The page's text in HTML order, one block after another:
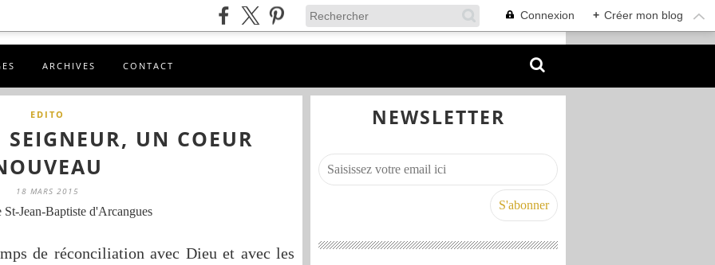
Connexion + Créer mon blog
ARCHIVES CONTACT
EDITO
UN COEUR
18 MARS 2015
St-Jean-Baptiste d'Arcangues
de réconciliation avec Dieu et avec les
NEWSLETTER